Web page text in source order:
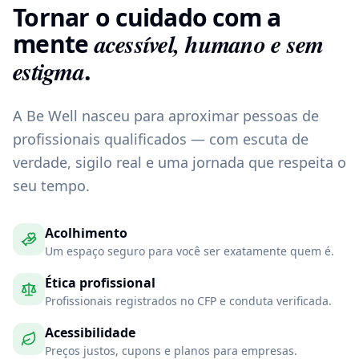
Tornar o cuidado com a
menteacessível, humano e sem
estigma.
A Be Well nasceu para aproximar pessoas de
profissionais qualificados — com escuta de
verdade, sigilo real e uma jornada que respeita o
seu tempo.
Acolhimento
Um espaço seguro para você ser exatamente quem é.
Ética profissional
Profissionais registrados no CFP e conduta verificada.
Acessibilidade
Preços justos, cupons e planos para empresas.